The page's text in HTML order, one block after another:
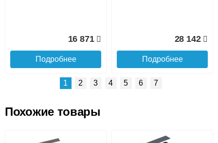
16 871
Подробнее
28 142
Подробнее
Конвектор ITT.080.200.1300 Конвектор ITT.080.200.1000
1 2 3 4 5 6 7
Похожие товары